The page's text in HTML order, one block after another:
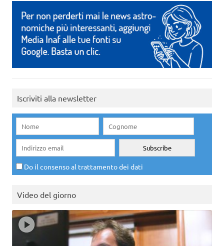
Iscriviti alla newsletter
Do il consenso al trattamento dei dati
Video del giorno